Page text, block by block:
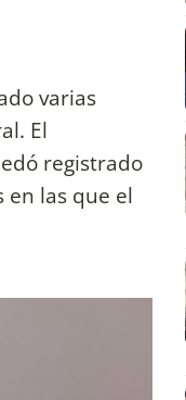
varias
El
registrado
en las que el